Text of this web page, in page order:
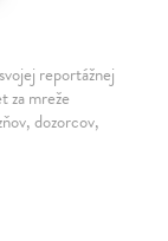
reportážnej
za mreže
dozorcov,